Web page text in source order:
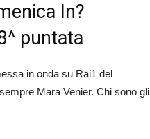
In?
puntata
in onda su Rai1 del
Mara Venier. Chi sono gli